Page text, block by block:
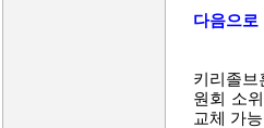
다음으로
키리졸
원회 소
교체 가